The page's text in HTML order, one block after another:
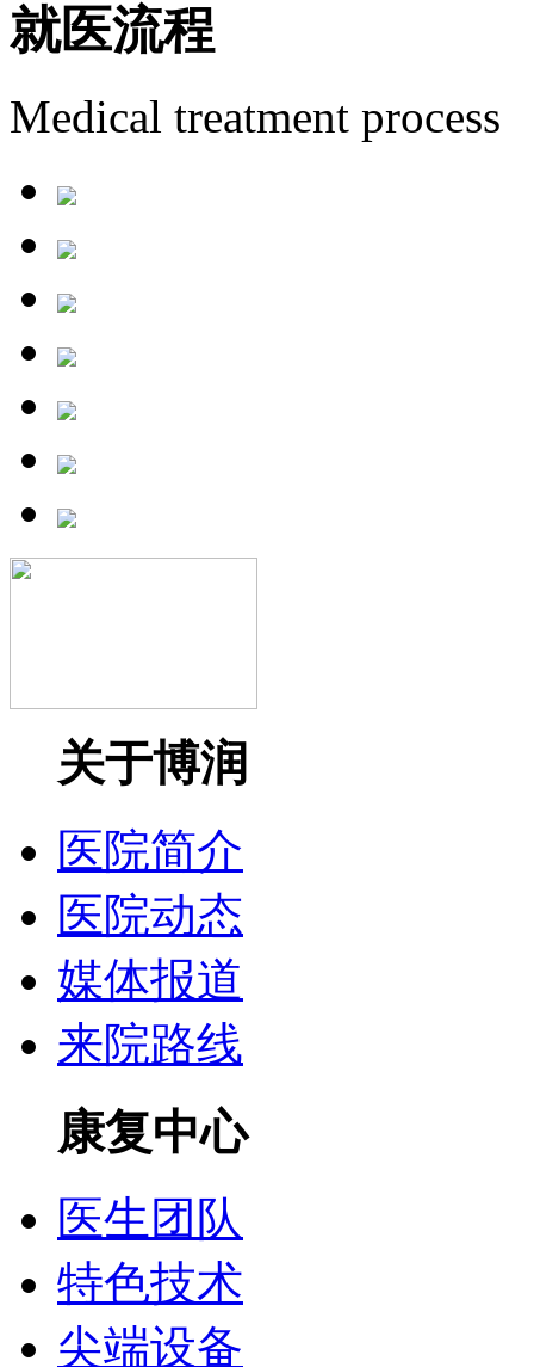
就医流程
Medical treatment process
关于博润
医院简介
医院动态
媒体报道
来院路线
康复中心
医生团队
特色技术
尖端设备